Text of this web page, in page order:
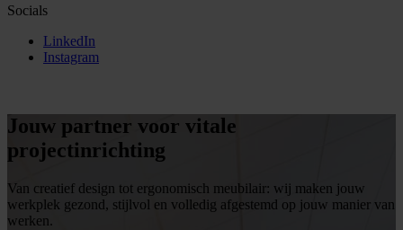
Socials
LinkedIn
Instagram
Jouw partner voor vitale
projectinrichting
Van creatief design tot ergonomisch meubilair: wij maken jouw
werkplek gezond, stijlvol en volledig afgestemd op jouw manier van
werken.